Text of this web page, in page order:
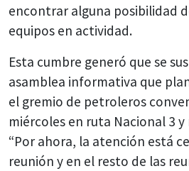
encontrar alguna posibilidad
equipos en actividad.
Esta cumbre generó que se
asamblea informativa que
el gremio de petroleros
miércoles en ruta Nacional 3
“Por ahora, la atención está
reunión y en el resto de las